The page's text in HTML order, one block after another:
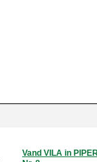
Vand VILA in